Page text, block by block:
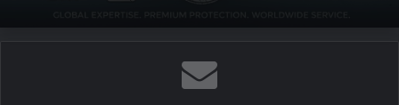
Reklam Ajansı, SEO Ajansı ve Web